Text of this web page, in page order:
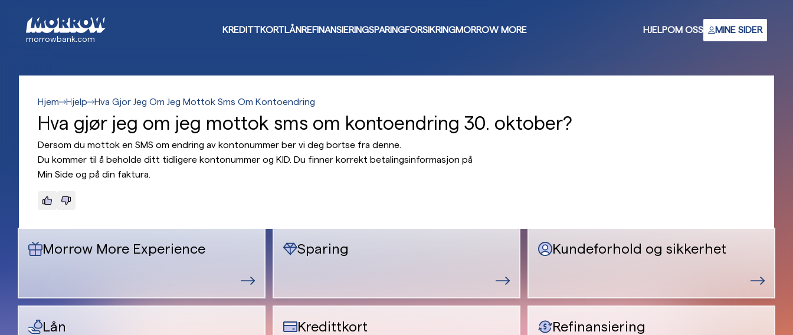
hovedinnhold
morrowbank.com
KREDITTKORTLÅNREFINANSIERINGSPARINGFORSIKRINGMORROW MORE HJELPOM OSS MINE SIDER
Hjem Hjelp Hva Gjor Jeg Om Jeg Mottok Sms Om Kontoendring
Hva gjør jeg om jeg mottok sms om kontoendring 30. oktober?
Dersom du mottok en SMS om endring av kontonummer ber vi deg bortse fra denne.
Du kommer til å beholde ditt tidligere kontonummer og KID. Du finner korrekt betalingsinformasjon på
Min Side og på din faktura.
Morrow More Experience Sparing Kundeforhold og sikkerhet
Lån Kredittkort Refinansiering